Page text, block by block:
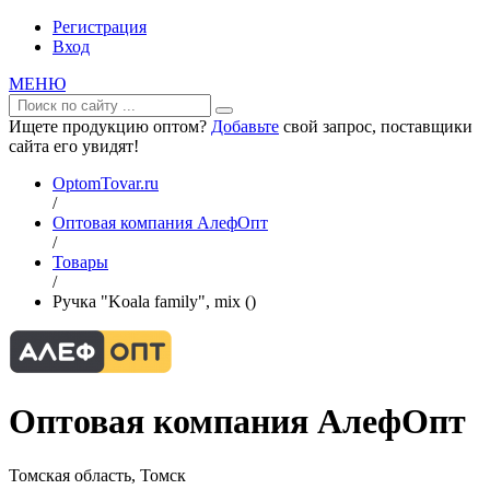
Регистрация
Вход
МЕНЮ
Ищете продукцию оптом? Добавьте свой запрос, поставщики
сайта его увидят!
OptomTovar.ru
/
Оптовая компания АлефОпт
/
Товары
/
Ручка "Koala family", mix ()
Оптовая компания АлефОпт
Томская область, Томск